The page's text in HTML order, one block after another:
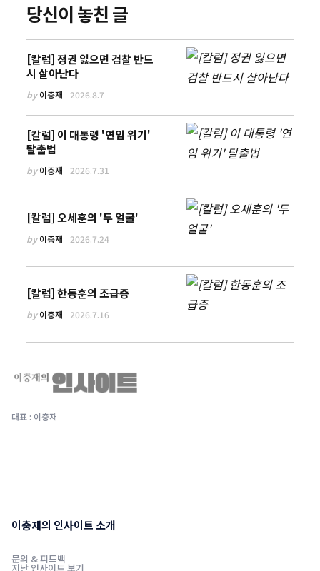
당신이 놓친 글
[칼럼] 정권 잃으면 검찰 반드
시 살아난다
by이충재 2026.8.7
[칼럼] 이 대통령 '연임 위기'
탈출법
by이충재 2026.7.31
[칼럼] 오세훈의 '두 얼굴'
by이충재 2026.7.24
[칼럼] 한동훈의 조급증
by이충재 2026.7.16
대표 : 이충재
이충재의 인사이트 소개
문의 & 피드백
지난 인사이트 보기